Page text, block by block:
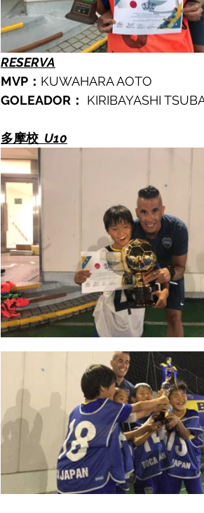
RESERVA
MVP： KUWAHARA AOTO
GOLEADOR：
KIRIBAYASHI
多摩校 U10